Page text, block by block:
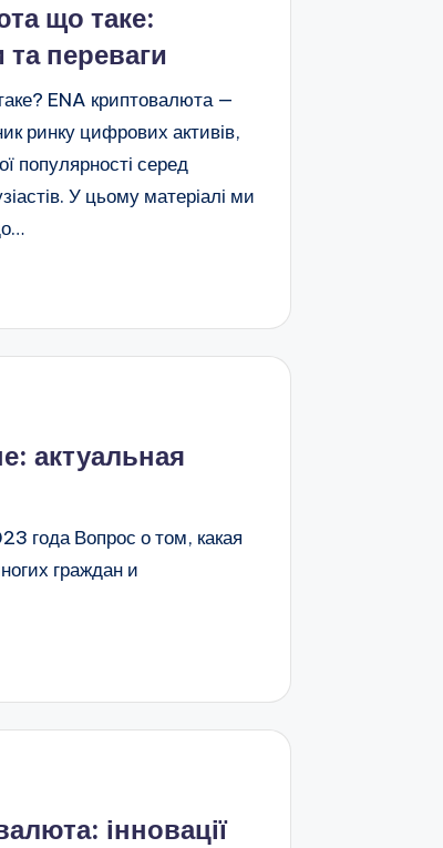
що таке:
та переваги
ENA криптовалюта —
ринку цифрових активів,
популярності серед
У цьому матеріалі ми
актуальная
года Вопрос о том, какая
граждан и
інновації